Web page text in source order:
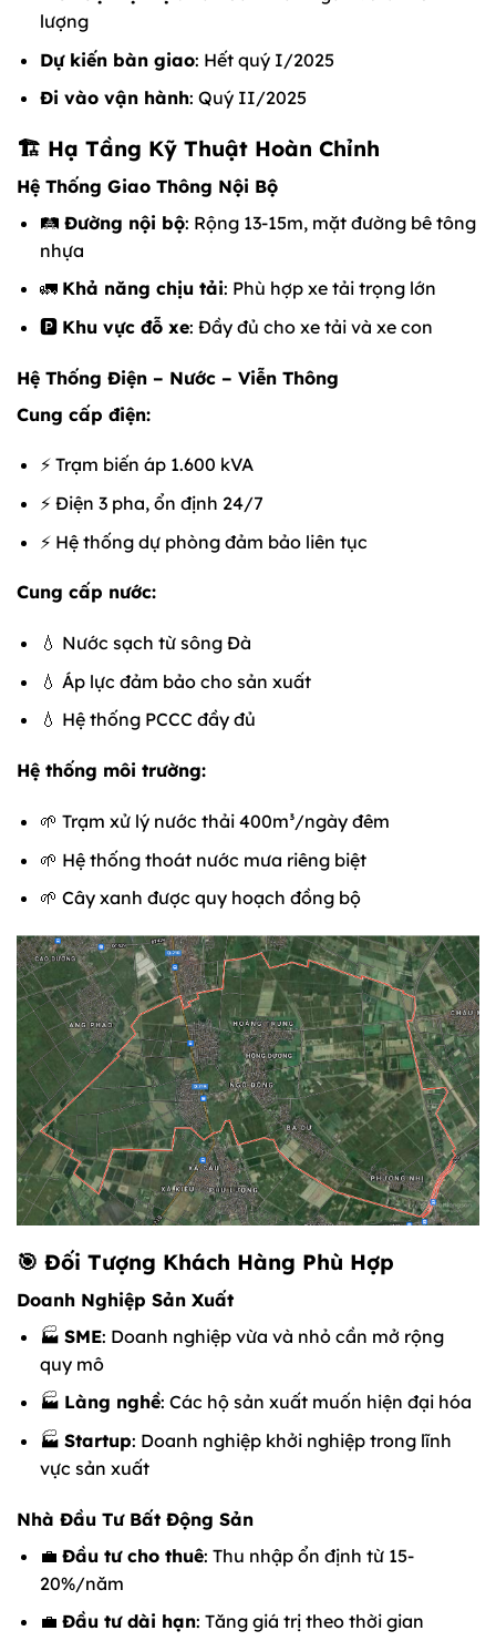
lượng
Dự kiến bàn giao: Hết quý I/2025
Đi vào vận hành: Quý II/2025
🏗️ Hạ Tầng Kỹ Thuật Hoàn Chỉnh
Hệ Thống Giao Thông Nội Bộ
🛤️ Đường nội bộ: Rộng 13-15m, mặt đường bê tông
nhựa
🚛 Khả năng chịu tải: Phù hợp xe tải trọng lớn
🅿️ Khu vực đỗ xe: Đầy đủ cho xe tải và xe con
Hệ Thống Điện – Nước – Viễn Thông
Cung cấp điện:
⚡ Trạm biến áp 1.600 kVA
⚡ Điện 3 pha, ổn định 24/7
⚡ Hệ thống dự phòng đảm bảo liên tục
Cung cấp nước:
💧 Nước sạch từ sông Đà
💧 Áp lực đảm bảo cho sản xuất
💧 Hệ thống PCCC đầy đủ
Hệ thống môi trường:
🌱 Trạm xử lý nước thải 400m³/ngày đêm
🌱 Hệ thống thoát nước mưa riêng biệt
🌱 Cây xanh được quy hoạch đồng bộ
🎯 Đối Tượng Khách Hàng Phù Hợp
Doanh Nghiệp Sản Xuất
🏭 SME: Doanh nghiệp vừa và nhỏ cần mở rộng
quy mô
🏭 Làng nghề: Các hộ sản xuất muốn hiện đại hóa
🏭 Startup: Doanh nghiệp khởi nghiệp trong lĩnh
vực sản xuất
Nhà Đầu Tư Bất Động Sản
💼 Đầu tư cho thuê: Thu nhập ổn định từ 15-
20%/năm
💼 Đầu tư dài hạn: Tăng giá trị theo thời gian